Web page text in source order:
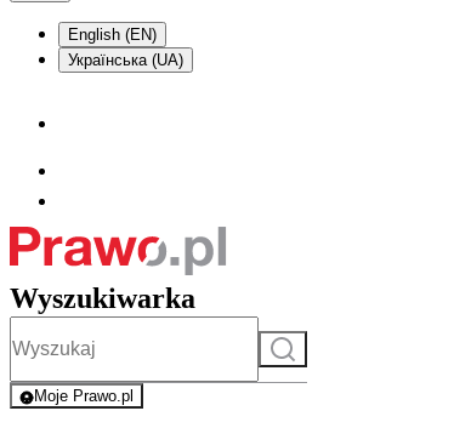
English (EN)
Українська (UA)
Wyszukiwarka
Szukaj
Moje Prawo.pl
- rejestracja i logowanie do serwisu